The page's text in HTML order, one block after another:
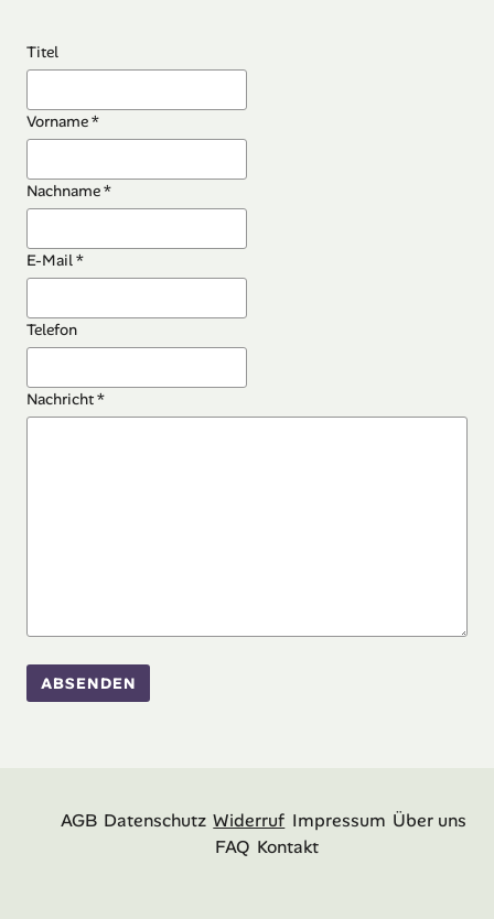
Titel
Vorname *
Nachname *
E-Mail *
Telefon
Nachricht *
AGB Datenschutz Widerruf Impressum Über uns
FAQ Kontakt